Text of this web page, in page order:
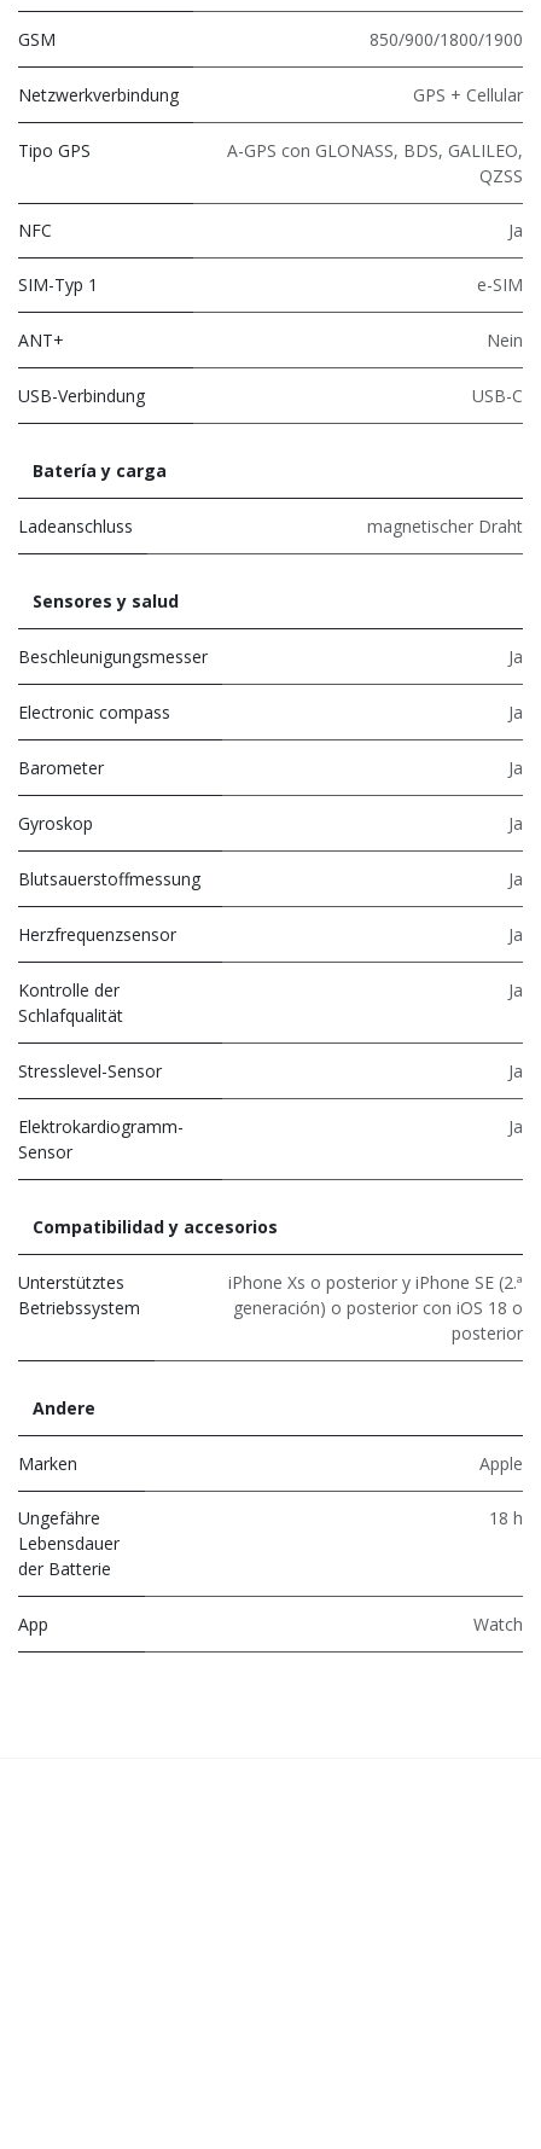
GSM 850/900/1800/1900
Netzwerkverbindung GPS + Cellular
Tipo GPS
A-GPS con GLONASS, BDS, GALILEO,
QZSS
NFC Ja
SIM-Typ 1 e-SIM
ANT+ Nein
USB-Verbindung USB-C
Batería y carga
Ladeanschluss magnetischer Draht
Sensores y salud
Beschleunigungsmesser Ja
Electronic compass Ja
Barometer Ja
Gyroskop Ja
Blutsauerstoffmessung Ja
Herzfrequenzsensor Ja
Kontrolle der
Schlafqualität
Ja
Stresslevel-Sensor Ja
Elektrokardiogramm-
Sensor
Ja
Compatibilidad y accesorios
Unterstütztes
Betriebssystem
iPhone Xs o posterior y iPhone SE (2.ª
generación) o posterior con iOS 18 o
posterior
Andere
Marken Apple
Ungefähre
Lebensdauer
der Batterie
18 h
App Watch